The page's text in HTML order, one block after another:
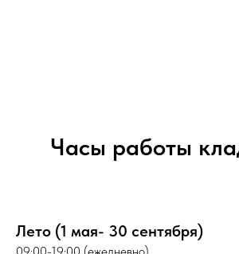
Часы работы
Лето (1 мая- 30 сентября)
09:00-19:00 (ежедневно)